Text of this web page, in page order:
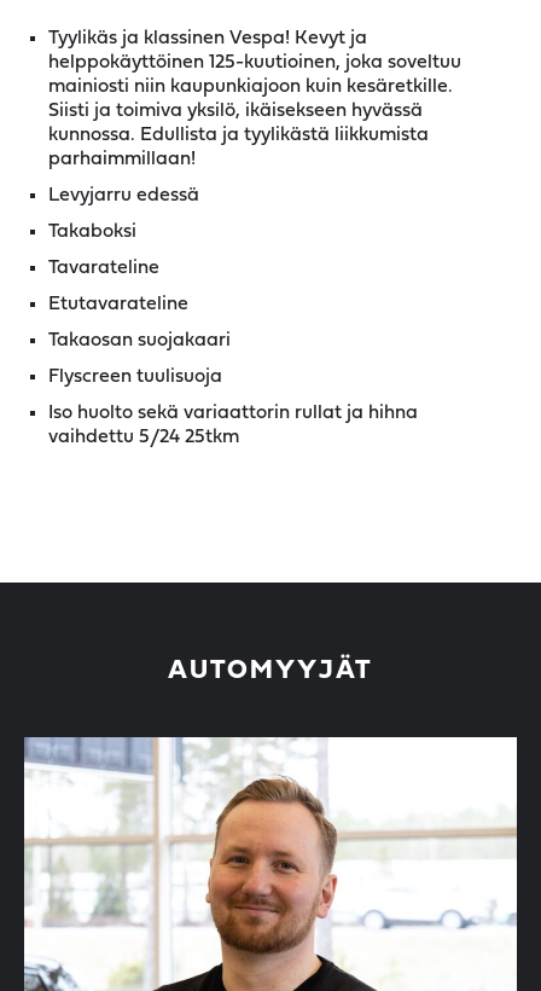
Tyylikäs ja klassinen Vespa! Kevyt ja
helppokäyttöinen 125-kuutioinen, joka soveltuu
mainiosti niin kaupunkiajoon kuin kesäretkille.
Siisti ja toimiva yksilö, ikäisekseen hyvässä
kunnossa. Edullista ja tyylikästä liikkumista
parhaimmillaan!
Levyjarru edessä
Takaboksi
Tavarateline
Etutavarateline
Takaosan suojakaari
Flyscreen tuulisuoja
Iso huolto sekä variaattorin rullat ja hihna
vaihdettu 5/24 25tkm
AUTOMYYJÄT